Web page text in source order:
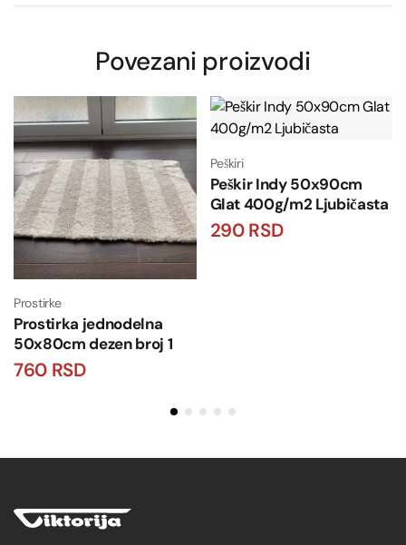
Povezani proizvodi
Prostirke
Prostirka jednodelna
50x80cm dezen broj 1
760 RSD
Peškiri
Peškir Indy 50x90cm
Glat 400g/m2 Ljubičasta
290RSD